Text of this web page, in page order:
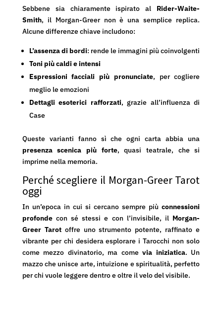
Sebbene sia chiaramente ispirato al Rider-Waite-
Smith, il Morgan-Greer non è una semplice replica.
Alcune differenze chiave includono:
L’assenza di bordi: rende le immagini più coinvolgenti
Toni più caldi e intensi
Espressioni facciali più pronunciate, per cogliere
meglio le emozioni
Dettagli esoterici rafforzati, grazie all’influenza di
Case
Queste varianti fanno sì che ogni carta abbia una
presenza scenica più forte, quasi teatrale, che si
imprime nella memoria.
Perché scegliere il Morgan-Greer Tarot
oggi
In un’epoca in cui si cercano sempre piùconnessioni
profondecon sé stessi e con l’invisibile, il Morgan-
Greer Tarotoffre uno strumento potente, raffinato e
vibrante per chi desidera esplorare i Tarocchi non solo
come mezzo divinatorio, ma comevia iniziatica. Un
mazzo che unisce arte, intuizione e spiritualità, perfetto
per chi vuole leggere dentro e oltre il velo del visibile.